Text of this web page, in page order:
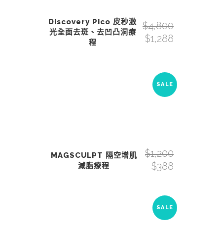
Discovery Pico 皮秒激
光全面去斑、去凹凸洞療
程
$4,800
$1,288
SALE
MAGSCULPT 隔空增肌
減脂療程
$1,200
$388
SALE